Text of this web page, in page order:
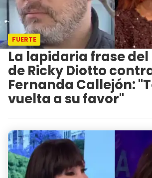
FUERTE
La lapidaria frase
de Ricky Diotto
Fernanda Callejón:
vuelta a su favor"